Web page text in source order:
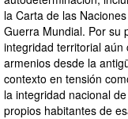
la Carta de las
Guerra Mundial. Por su
integridad territorial
armenios desde la
contexto en tensión
la integridad nacional
propios habitantes de